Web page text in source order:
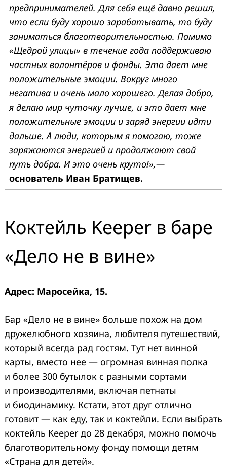
предпринимателей. Для себя ещё давно решил,
что если буду хорошо зарабатывать, то буду
заниматься благотворительностью. Помимо
«Щедрой улицы» в течение года поддерживаю
частных волонтёров и фонды. Это дает мне
положительные эмоции. Вокруг много
негатива и очень мало хорошего. Делая добро,
я делаю мир чуточку лучше, и это дает мне
положительные эмоции и заряд энергии идти
дальше. А люди, которым я помогаю, тоже
заряжаются энергией и продолжают свой
путь добра. И это очень круто!»,—
основатель Иван Братищев.
Коктейль Keeper в баре
«Дело не в вине»
Адрес: Маросейка, 15.
Бар «Дело не в вине» больше похож на дом
дружелюбного хозяина, любителя путешествий,
который всегда рад гостям. Тут нет винной
карты, вместо нее — огромная винная полка
и более 300 бутылок с разными сортами
и производителями, включая петнаты
и биодинамику. Кстати, этот друг отлично
готовит — как еду, так и коктейли. Если выбрать
коктейль Keeper до 28 декабря, можно помочь
благотворительному фонду помощи детям
«Страна для детей».